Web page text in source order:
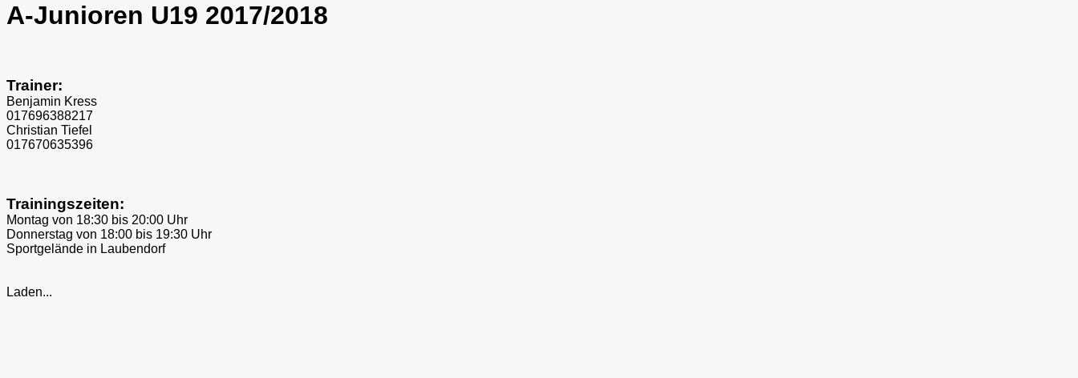
A-Junioren U19 2017/2018
Trainer:
Benjamin Kress
017696388217
Christian Tiefel
017670635396
Trainingszeiten:
Montag von 18:30 bis 20:00 Uhr
Donnerstag von 18:00 bis 19:30 Uhr
Sportgelände in Laubendorf
Laden...